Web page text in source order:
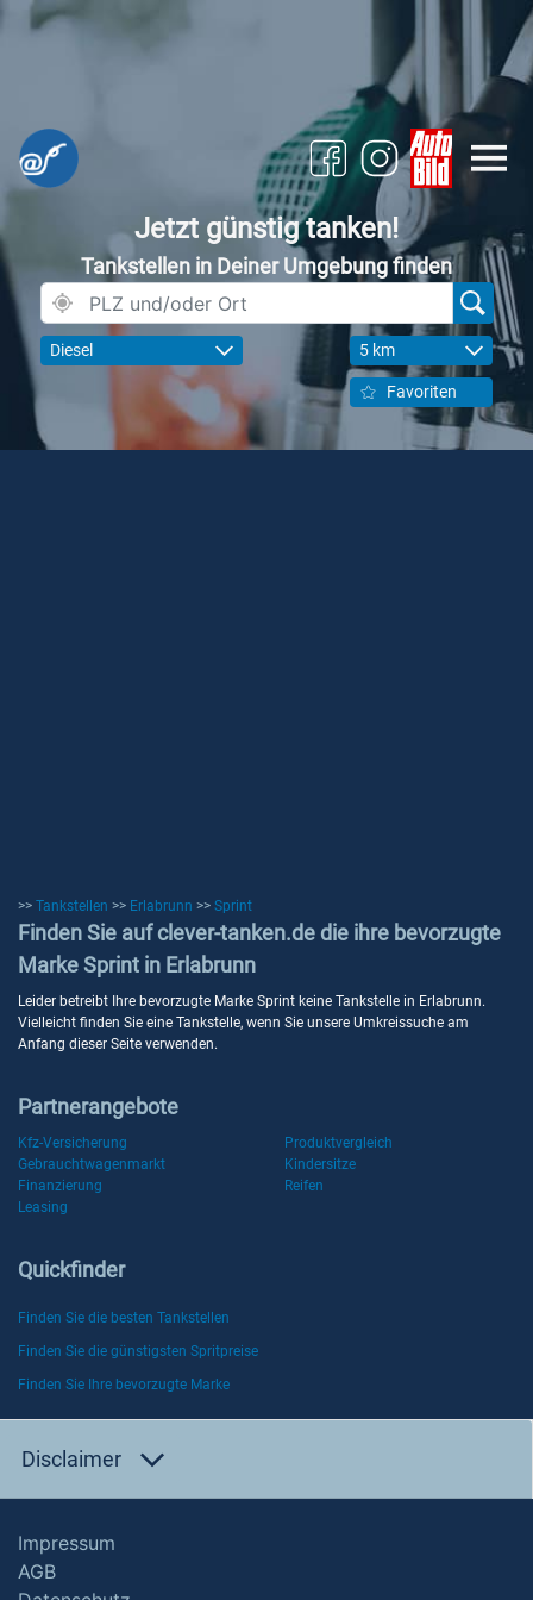
Jetzt günstig tanken!
Tankstellen in Deiner Umgebung finden
Diesel 5 km
Favoriten
>> Tankstellen >> Erlabrunn >> Sprint
Finden Sie auf clever-tanken.de die ihre bevorzugte
Marke Sprint in Erlabrunn
Leider betreibt Ihre bevorzugte Marke Sprint keine Tankstelle in Erlabrunn.
Vielleicht finden Sie eine Tankstelle, wenn Sie unsere Umkreissuche am
Anfang dieser Seite verwenden.
Partnerangebote
Kfz-Versicherung
Produktvergleich
Gebrauchtwagenmarkt
Kindersitze
Finanzierung
Reifen
Leasing
Quickfinder
Finden Sie die besten Tankstellen
Finden Sie die günstigsten Spritpreise
Finden Sie Ihre bevorzugte Marke
Disclaimer
Impressum
AGB